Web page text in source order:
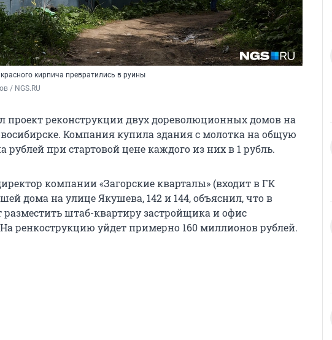
кирпича превратились в руины
/ NGS.RU
проект реконструкции двух дореволюционных домов на
Компания купила здания с молотка на общую
рублей при стартовой цене каждого из них в 1 рубль.
компании «Загорские кварталы» (входит в ГК
дома на улице Якушева, 142 и 144, объяснил, что в
штаб-квартиру застройщика и офис
ренкострукцию уйдет примерно 160 миллионов рублей.